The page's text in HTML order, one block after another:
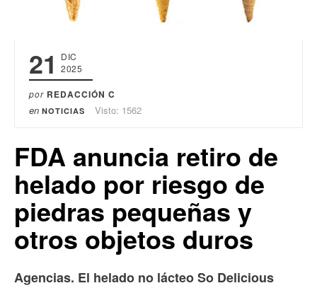
21
DIC
2025
por REDACCIÓN C
en NOTICIAS Visto: 1562
FDA anuncia retiro de
helado por riesgo de
piedras pequeñas y
otros objetos duros
Agencias. El helado no lácteo So Delicious